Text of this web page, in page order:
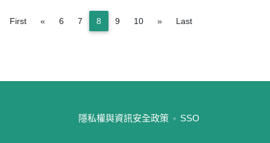
First « Previous
6 7 8 9 10 »NextLast
:::
隱私權與資訊安全政策 SSO